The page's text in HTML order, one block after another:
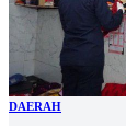
DAERAH